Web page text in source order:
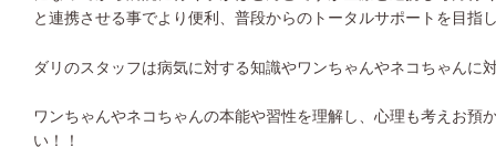
と連携させる事でより便利、普段からのトータルサポートを目指
ダリのスタッフは病気に対する知識やワンちゃんやネコちゃんに
ワンちゃんやネコちゃんの本能や習性を理解し、心理も考えお預
い！！